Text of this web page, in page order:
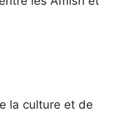
la culture et de